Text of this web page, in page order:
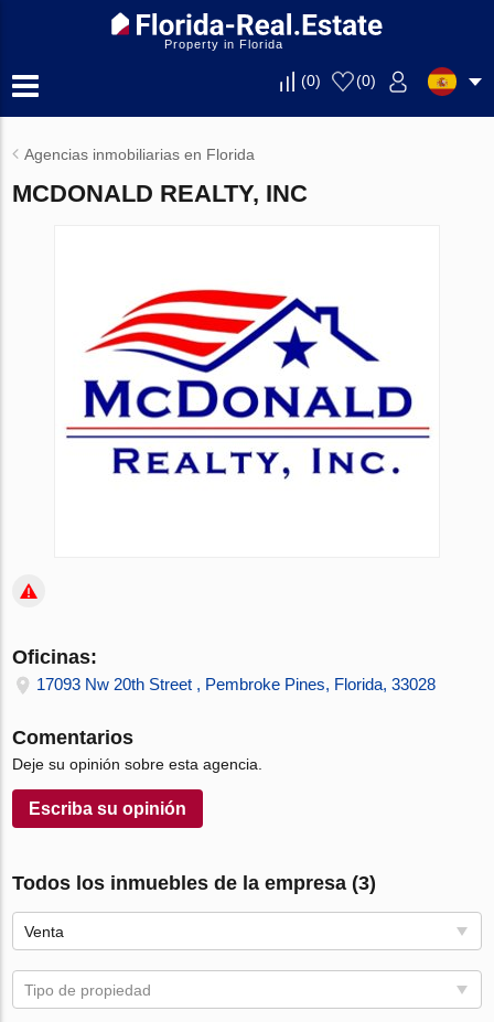
Property in Florida
(0) (0)
Agencias inmobiliarias en Florida
MCDONALD REALTY, INC
Oficinas:
17093 Nw 20th Street , Pembroke Pines, Florida, 33028
Comentarios
Deje su opinión sobre esta agencia.
Escriba su opinión
Todos los inmuebles de la empresa (3)
Venta
Tipo de propiedad